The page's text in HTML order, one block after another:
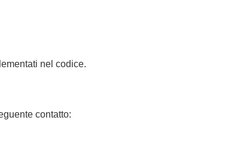
nel codice.
contatto: